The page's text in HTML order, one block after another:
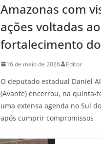
Amazonas com
ações voltadas ao
fortalecimento
16 de maio de 2026 Editor
O deputado estadual Daniel
(Avante) encerrou, na quinta-
uma extensa agenda no Sul
após cumprir compromissos